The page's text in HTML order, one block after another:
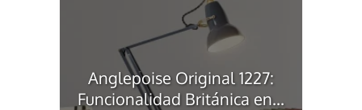
Anglepoise Original 1227:
Funcionalidad Británica en...